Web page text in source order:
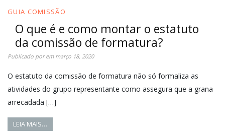
GUIA COMISSÃO
O que é e como montar o estatuto
da comissão de formatura?
Publicado porem março 18, 2020
O estatuto da comissão de formatura não só formaliza as
atividades do grupo representante como assegura que a grana
arrecadada […]
LEIA MAIS…